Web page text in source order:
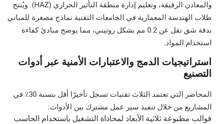
والمعادن الرقيقة، وتعليم إدارة منطقة التأثير الحراري (HAZ). ويُنتج
طلاب الهندسة المعمارية في الجامعات التقنية نماذج مصغرة للمباني
بدقة شق تقل عن 0.2 مم بشكل روتيني، مما يوضح مبادئ كفاءة
استخدام المواد.
استراتيجيات الدمج والاعتبارات الأمنية عبر أدوات
التصنيع
المحاضر التي تعتمد الثلاث تقنيات تسجل تأخيرًا أقل بنسبة 30٪ في
المشاريع من خلال تنفيذ سير عمل مشترك بين الأدوات:
قوالب مطبوعة ثلاثية الأبعاد لمحاذاة التشغيل باستخدام الحاسب